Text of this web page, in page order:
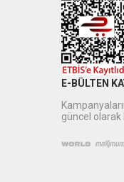
E-BÜLTEN
güncel olarak